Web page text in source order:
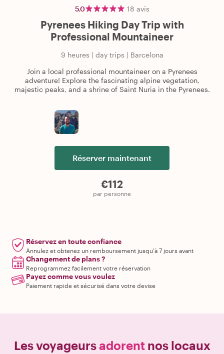
5.0 18 avis
Pyrenees Hiking Day Trip with
Professional Mountaineer
9 heures | day trips | Barcelona
Join a local professional mountaineer on a Pyrenees
adventure! Explore the fascinating alpine vegetation,
majestic peaks, and a shrine of Saint Nuria in the Pyrenees.
Réserver maintenant
€112
par personne
Réservez en toute confiance
Annulez et obtenez un remboursement jusqu'à 7 jours avant
Changement de plans ?
Reprogrammez facilement votre réservation
Payez comme vous voulez
Paiement rapide et sécurisé dans votre devise
Les voyageursadorentnos locaux